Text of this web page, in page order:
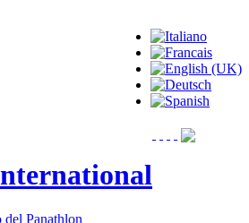
del Panathlon